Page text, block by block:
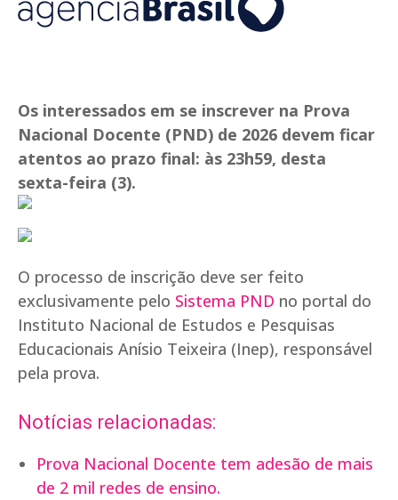
Os interessados em se inscrever na Prova
Nacional Docente (PND) de 2026 devem ficar
atentos ao prazo final: às 23h59, desta
sexta-feira (3).
O processo de inscrição deve ser feito
exclusivamente pelo Sistema PND no portal do
Instituto Nacional de Estudos e Pesquisas
Educacionais Anísio Teixeira (Inep), responsável
pela prova.
Notícias relacionadas:
Prova Nacional Docente tem adesão de mais
de 2 mil redes de ensino.